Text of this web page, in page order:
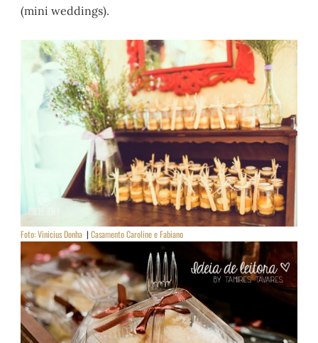
(mini weddings).
Foto: Vinicius Donha|Casamento Caroline e Fabiano